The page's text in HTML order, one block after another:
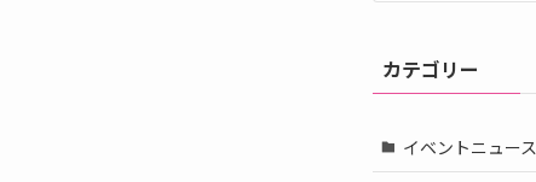
カテゴリー
イベントニュース